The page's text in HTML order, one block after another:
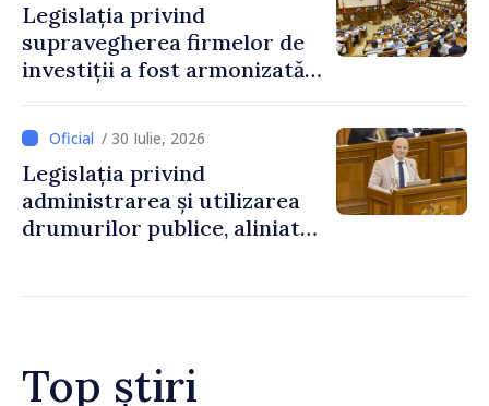
Legislația privind
supravegherea firmelor de
investiții a fost armonizată
/ 30 Iulie, 2026
Legislația privind
administrarea și utilizarea
drumurilor publice, aliniată
Top știri